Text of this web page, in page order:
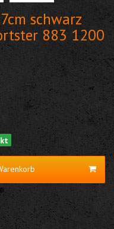
schwarz
883 1200